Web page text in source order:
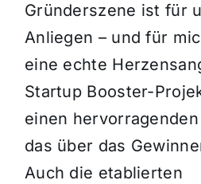
Gründerszene ist für
Anliegen – und für
eine echte
Startup Booster-
einen
das über das
Auch die etablierten